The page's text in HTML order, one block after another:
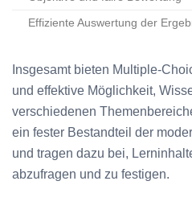
Effiziente Auswertung der
Insgesamt bieten Multiple-
und effektive Möglichkeit,
verschiedenen
ein fester Bestandteil der
und tragen dazu bei,
abzufragen und zu festigen.